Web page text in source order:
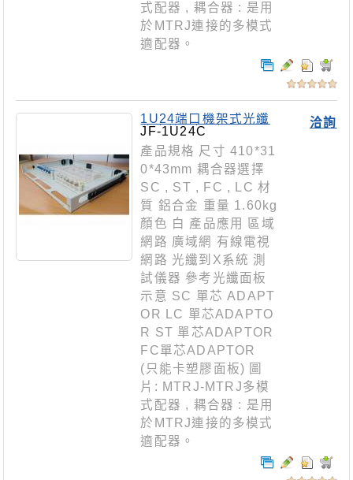
式配器 , 耦合器 : 是用
於MTRJ連接的多模式
適配器。
洽詢
1U24端口機架式光纖
收容箱-3螺型
JF-1U24C
產品規格 尺寸 410*31
0*43mm 耦合器選擇
SC , ST , FC , LC 材
質 鋁合金 重量 1.60kg
顏色 白 產品應用 區域
網路 廣域網 有線電視
網路 光纖到X系統 測
試儀器 參考光纖面板
示意 SC 單芯 ADAPT
OR LC 單芯ADAPTO
R ST 單芯ADAPTOR
FC單芯ADAPTOR
(只能卡塑膠面板) 圖
片: MTRJ-MTRJ多模
式配器 , 耦合器 : 是用
於MTRJ連接的多模式
適配器。